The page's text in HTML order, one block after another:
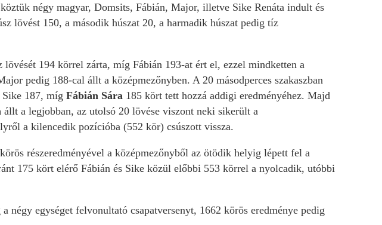
négy magyar, Domsits, Fábián, Major, illetve Sike Renáta indult és
lövést 150, a második húszat 20, a harmadik húszat pedig tíz
194 körrel zárta, míg Fábián 193-at ért el, ezzel mindketten a
pedig 188-cal állt a középmezőnyben. A 20 másodperces szakaszban
187, míg Fábián Sára 185 kört tett hozzá addigi eredményéhez. Majd
állt a legjobban, az utolsó 20 lövése viszont neki sikerült a
a kilencedik pozícióba (552 kör) csúszott vissza.
részeredményével a középmezőnyből az ötödik helyig lépett fel a
175 kört elérő Fábián és Sike közül előbbi 553 körrel a nyolcadik, utóbbi
egységet felvonultató csapatversenyt, 1662 körös eredménye pedig